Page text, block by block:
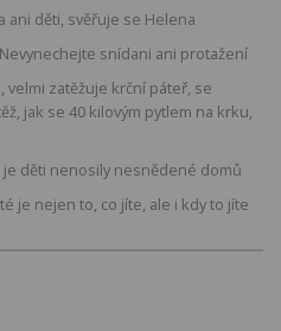
ani děti, svěřuje se Helena
snídani ani protažení
zatěžuje krční páteř, se
jak se 40 kilovým pytlem na krku,
je děti nenosily nesnědené domů
je nejen to, co jíte, ale i kdy to jíte